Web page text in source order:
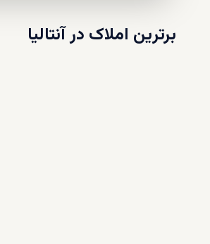
برترین املاک درآنتالیا